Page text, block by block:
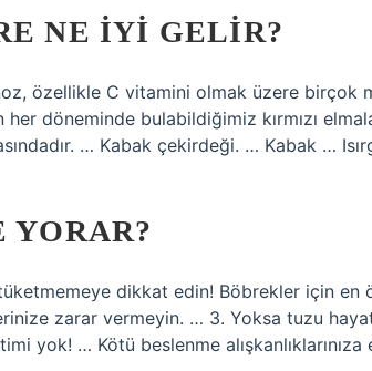
NE IYI GELIR?
özellikle C vitamini olmak üzere birçok
her döneminde bulabildiğimiz kırmızı
… Kabak çekirdeği. … Kabak …
YORAR?
dikkat edin! Böbrekler için en
zarar vermeyin. … 3. Yoksa tuzu
yok! … Kötü beslenme alışkanlıklarınıza